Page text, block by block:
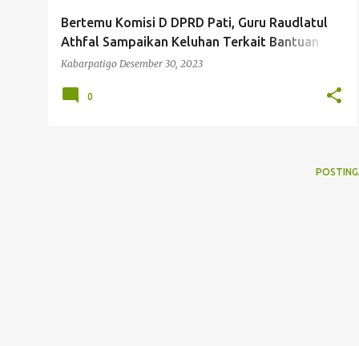
Bertemu Komisi D DPRD Pati, Guru Raudlatul
Athfal Sampaikan Keluhan Terkait Bantuan
Kesejahteraan
Kabarpatigo Desember 30, 2023
0